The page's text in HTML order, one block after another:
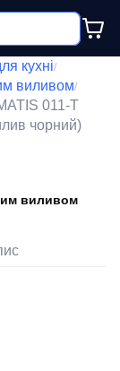
кухні/
виливом/
011-T
чорний)
виливом